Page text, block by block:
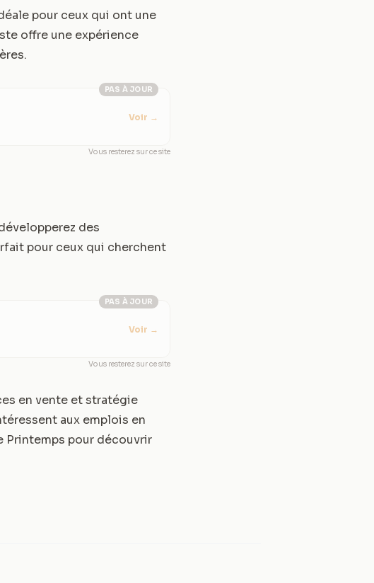
pour ceux qui ont une
offre une expérience
PAS À JOUR
Voir →
Vous resterez sur ce site
des
pour ceux qui cherchent
PAS À JOUR
Voir →
Vous resterez sur ce site
en vente et stratégie
aux emplois en
Printemps pour découvrir